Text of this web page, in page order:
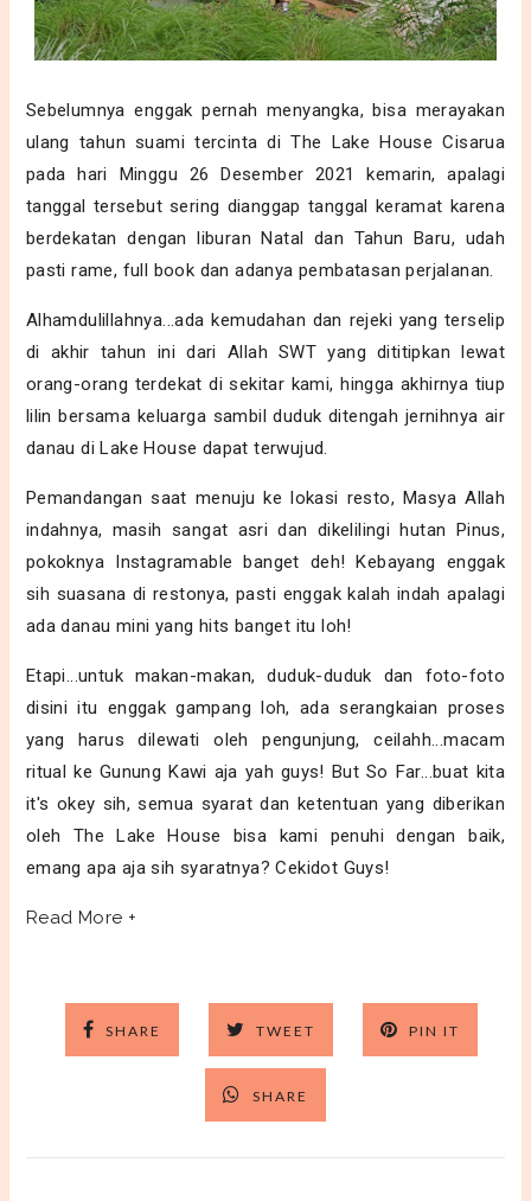
Sebelumnya enggak pernah menyangka, bisa merayakan
ulang tahun suami tercinta di The Lake House Cisarua
pada hari Minggu 26 Desember 2021 kemarin, apalagi
tanggal tersebut sering dianggap tanggal keramat karena
berdekatan dengan liburan Natal dan Tahun Baru, udah
pasti rame, full book dan adanya pembatasan perjalanan.
Alhamdulillahnya...ada kemudahan dan rejeki yang terselip
di akhir tahun ini dari Allah SWT yang dititipkan lewat
orang-orang terdekat di sekitar kami, hingga akhirnya tiup
lilin bersama keluarga sambil duduk ditengah jernihnya air
danau di Lake House dapat terwujud.
Pemandangan saat menuju ke lokasi resto, Masya Allah
indahnya, masih sangat asri dan dikelilingi hutan Pinus,
pokoknya Instagramable banget deh! Kebayang enggak
sih suasana di restonya, pasti enggak kalah indah apalagi
ada danau mini yang hits banget itu loh!
Etapi...untuk makan-makan, duduk-duduk dan foto-foto
disini itu enggak gampang loh, ada serangkaian proses
yang harus dilewati oleh pengunjung, ceilahh...macam
ritual ke Gunung Kawi aja yah guys! But So Far...buat kita
it's okey sih, semua syarat dan ketentuan yang diberikan
oleh The Lake House bisa kami penuhi dengan baik,
emang apa aja sih syaratnya? Cekidot Guys!
Read More +
SHARE TWEET PIN IT
SHARE